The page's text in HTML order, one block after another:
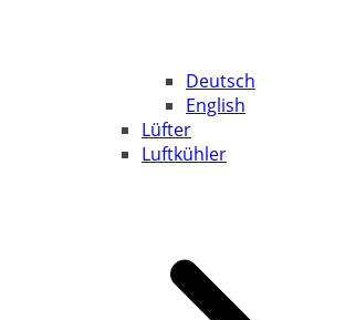
Deutsch
English
Lüfter
Luftkühler